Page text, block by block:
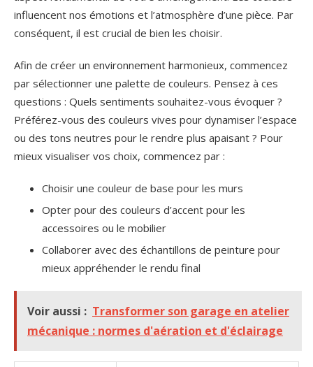
influencent nos émotions et l’atmosphère d’une pièce. Par
conséquent, il est crucial de bien les choisir.
Afin de créer un environnement harmonieux, commencez
par sélectionner une palette de couleurs. Pensez à ces
questions : Quels sentiments souhaitez-vous évoquer ?
Préférez-vous des couleurs vives pour dynamiser l’espace
ou des tons neutres pour le rendre plus apaisant ? Pour
mieux visualiser vos choix, commencez par :
Choisir une couleur de base pour les murs
Opter pour des couleurs d’accent pour les
accessoires ou le mobilier
Collaborer avec des échantillons de peinture pour
mieux appréhender le rendu final
Voir aussi : Transformer son garage en atelier
mécanique : normes d'aération et d'éclairage